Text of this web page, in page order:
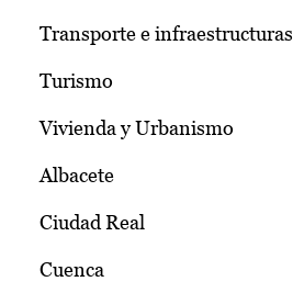
Transporte e infraestructuras
Turismo
Vivienda y Urbanismo
Albacete
Ciudad Real
Cuenca